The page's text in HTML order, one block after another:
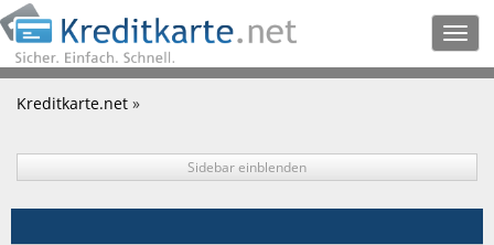
Kreditkarte.net »
Sidebar einblenden